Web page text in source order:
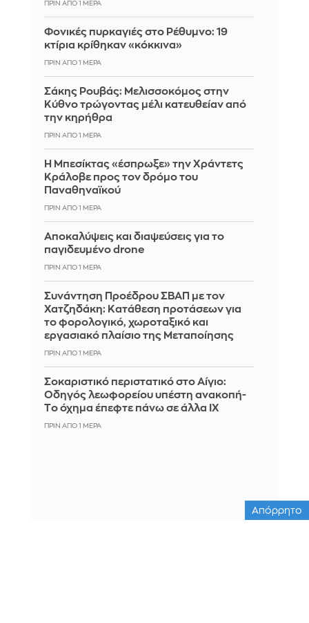
ΠΡΙΝ ΑΠΌ 1 ΜΈΡΑ
Φονικές πυρκαγιές στο Ρέθυμνο: 19
κτίρια κρίθηκαν «κόκκινα»
ΠΡΙΝ ΑΠΌ 1 ΜΈΡΑ
Σάκης Ρουβάς: Μελισσοκόμος στην
Κύθνο τρώγοντας μέλι κατευθείαν από
την κηρήθρα
ΠΡΙΝ ΑΠΌ 1 ΜΈΡΑ
Η Μπεσίκτας «έσπρωξε» την Χράντετς
Κράλοβε προς τον δρόμο του
Παναθηναϊκού
ΠΡΙΝ ΑΠΌ 1 ΜΈΡΑ
Αποκαλύψεις και διαψεύσεις για το
παγιδευμένο drone
ΠΡΙΝ ΑΠΌ 1 ΜΈΡΑ
Συνάντηση Προέδρου ΣΒΑΠ με τον
Χατζηδάκη: Κατάθεση προτάσεων για
το φορολογικό, χωροταξικό και
εργασιακό πλαίσιο της Μεταποίησης
ΠΡΙΝ ΑΠΌ 1 ΜΈΡΑ
Σοκαριστικό περιστατικό στο Αίγιο:
Οδηγός λεωφορείου υπέστη ανακοπή-
Tο όχημα έπεφτε πάνω σε άλλα ΙΧ
ΠΡΙΝ ΑΠΌ 1 ΜΈΡΑ
Απόρρητο